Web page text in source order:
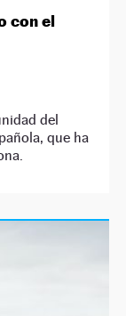
con el
del
que ha